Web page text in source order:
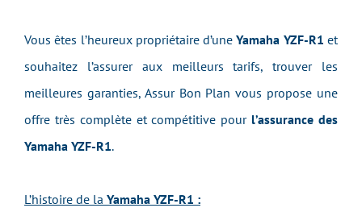
Vous êtes l’heureux propriétaire d’uneYamaha YZF-R1et
souhaitez l’assurer aux meilleurs tarifs, trouver les
meilleures garanties, Assur Bon Plan vous propose une
offre très complète et compétitive pour l’assurance des
Yamaha YZF-R1.
L’histoire de la Yamaha YZF-R1 :